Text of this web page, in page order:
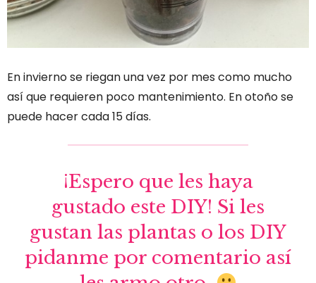
En invierno se riegan una vez por mes como mucho
así que requieren poco mantenimiento. En otoño se
puede hacer cada 15 días.
¡Espero que les haya
gustado este DIY! Si les
gustan las plantas o los DIY
pidanme por comentario así